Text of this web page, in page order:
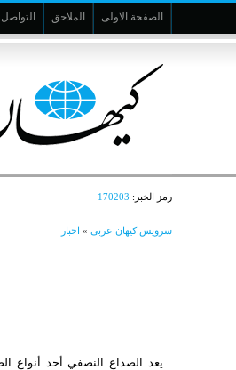
الصفحة الاولى الملاحق
رمز الخبر: 170203
سرویس کیهان عربی » اخبار
يعد الصداع النصفي أحد أنواع